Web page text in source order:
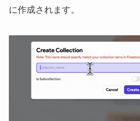
に作成されます。